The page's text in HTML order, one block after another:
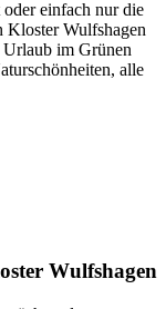
einfach nur die
Kloster Wulfshagen
im Grünen
alle
Wulfshagen